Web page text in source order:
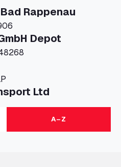
Rappenau
Depot
Hahn-Straße 3, , 48268
Ltd
5GA
Parking A–Z